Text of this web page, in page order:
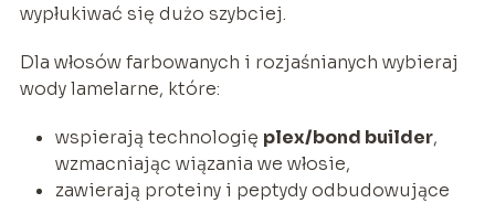
wypłukiwać się dużo szybciej.
Dla włosów farbowanych i rozjaśnianych wybieraj
wody lamelarne, które:
wspierają technologię plex/bond builder,
wzmacniając wiązania we włosie,
zawierają proteiny i peptydy odbudowujące